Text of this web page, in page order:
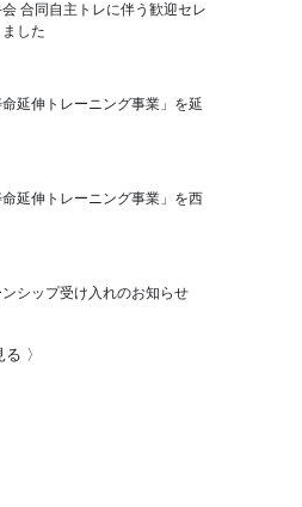
合同自主トレに伴う歓迎セレ
した
延伸トレーニング事業」を延
延伸トレーニング事業」を西
シップ受け入れのお知らせ
〉